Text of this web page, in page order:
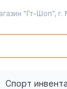
"Гт-Шоп",
Спорт